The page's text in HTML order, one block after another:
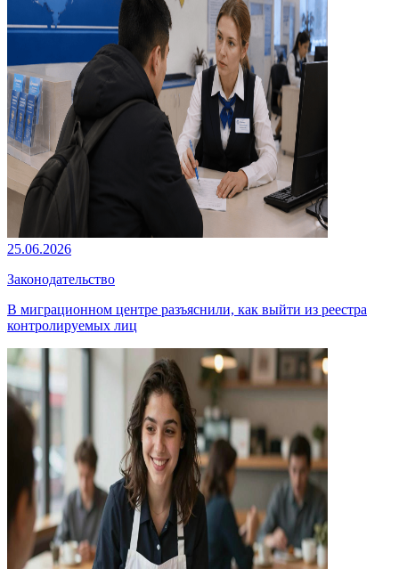
25.06.2026
Законодательство
В миграционном центре разъяснили, как выйти из реестра
контролируемых лиц